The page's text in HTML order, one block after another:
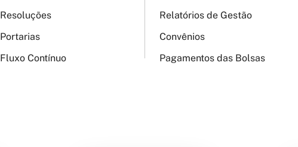
Resoluções
Portarias
Fluxo Contínuo
Relatórios de Gestão
Convênios
Pagamentos das Bolsas